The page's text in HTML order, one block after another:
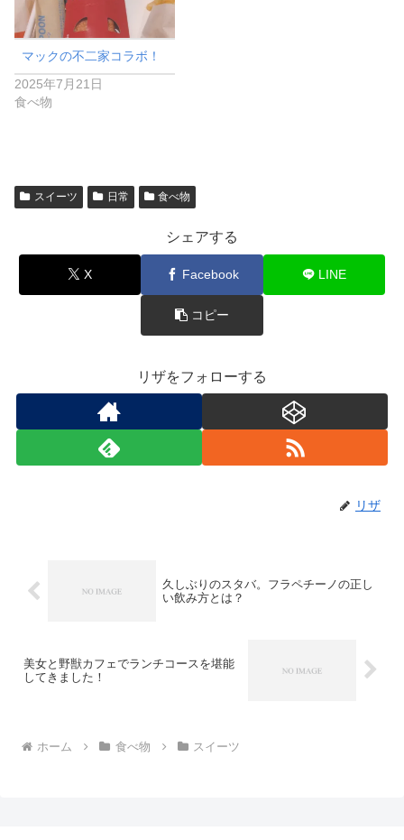
マックの不二家コラボ！
2025年7月21日
食べ物
スイーツ 日常 食べ物
シェアする
X Facebook LINE
コピー
リザをフォローする
リザ
久しぶりのスタバ。フラペチーノの正し
い飲み方とは？
美女と野獣カフェでランチコースを堪能
してきました！
ホーム 食べ物 スイーツ